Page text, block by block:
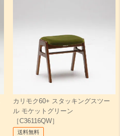
カリモク60+ スタッキングスツー
ル モケットグリーン
［C36116QW］
送料無料